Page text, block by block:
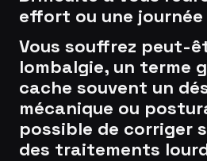
effort ou une
Vous souffrez peut-
lombalgie, un terme
cache souvent un
mécanique ou
possible de corriger
des traitements